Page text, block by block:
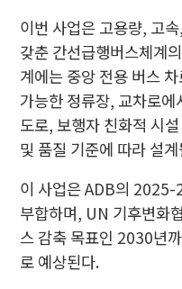
이번 사업은 고용량, 고
갖춘 간선급행버스체계
계에는 중앙 전용 버스
가능한 정류장, 교차로
도로, 보행자 친화적 시
및 품질 기준에 따라 설
이 사업은 ADB의 2025-
부합하며, UN 기후변화
스 감축 목표인 2030년
로 예상된다.